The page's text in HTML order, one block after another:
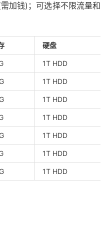
加钱)；可选择不限流量和
硬盘
1T HDD
1T HDD
1T HDD
1T HDD
1T HDD
1T HDD
1T HDD